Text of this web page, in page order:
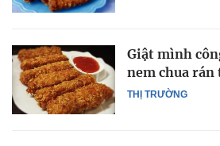
THỊ TRƯỜNG
Giật mình
nem chua rán